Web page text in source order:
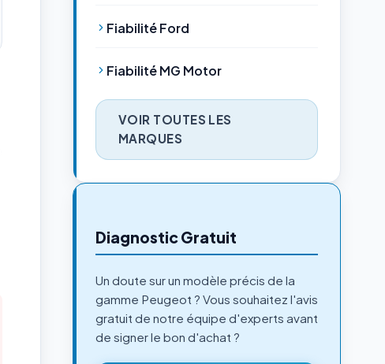
Fiabilité Ford
Fiabilité MG Motor
VOIR TOUTES LES
MARQUES
Diagnostic Gratuit
Un doute sur un modèle précis de la
gamme Peugeot ? Vous souhaitez l'avis
gratuit de notre équipe d'experts avant
de signer le bon d'achat ?